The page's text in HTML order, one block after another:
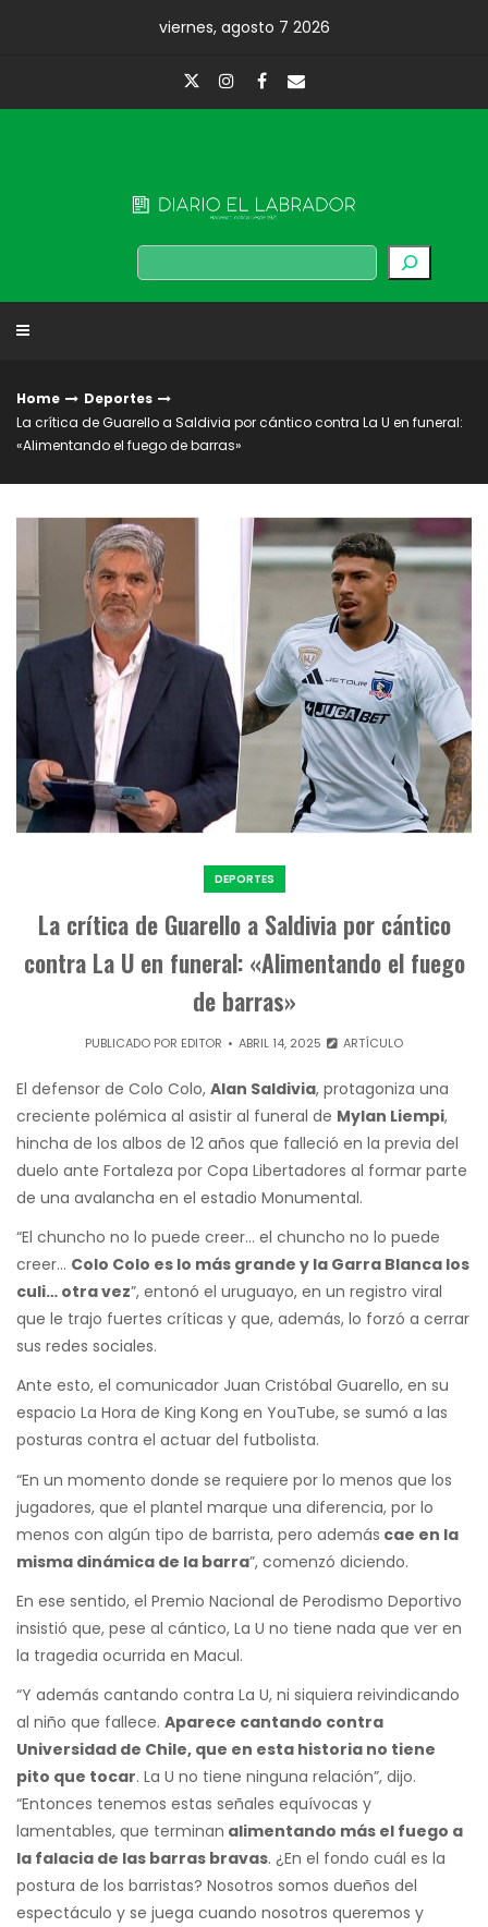
viernes, agosto 7 2026
Buscar
Home
Deportes
La crítica de Guarello a Saldivia por cántico contra La U en funeral:
«Alimentando el fuego de barras»
DEPORTES
La crítica de Guarello a Saldivia por cántico
contra La U en funeral: «Alimentando el fuego
de barras»
PUBLICADO POR EDITOR ABRIL 14, 2025 ARTÍCULO
El defensor de Colo Colo, Alan Saldivia, protagoniza una
creciente polémica al asistir al funeral de Mylan Liempi,
hincha de los albos de 12 años que falleció en la previa del
duelo ante Fortaleza por Copa Libertadores al formar parte
de una avalancha en el estadio Monumental.
“El chuncho no lo puede creer… el chuncho no lo puede
creer… Colo Colo es lo más grande y la Garra Blanca los
culi… otra vez”, entonó el uruguayo, en un registro viral
que le trajo fuertes críticas y que, además, lo forzó a cerrar
sus redes sociales.
Ante esto, el comunicador Juan Cristóbal Guarello, en su
espacio La Hora de King Kong en YouTube, se sumó a las
posturas contra el actuar del futbolista.
“En un momento donde se requiere por lo menos que los
jugadores, que el plantel marque una diferencia, por lo
menos con algún tipo de barrista, pero además cae en la
misma dinámica de la barra”, comenzó diciendo.
En ese sentido, el Premio Nacional de Perodismo Deportivo
insistió que, pese al cántico, La U no tiene nada que ver en
la tragedia ocurrida en Macul.
“Y además cantando contra La U, ni siquiera reivindicando
al niño que fallece. Aparece cantando contra
Universidad de Chile, que en esta historia no tiene
pito que tocar. La U no tiene ninguna relación”, dijo.
“Entonces tenemos estas señales equívocas y
lamentables, que terminan alimentando más el fuego a
la falacia de las barras bravas. ¿En el fondo cuál es la
postura de los barristas? Nosotros somos dueños del
espectáculo y se juega cuando nosotros queremos y